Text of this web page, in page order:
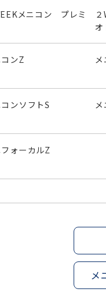
メニコン プレミ
オ
ンZ メ
ンソフトS メ
ォーカルZ
メ